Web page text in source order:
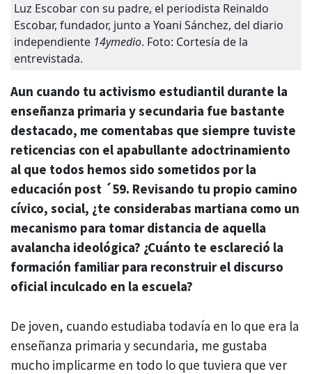
Luz Escobar con su padre, el periodista Reinaldo
Escobar, fundador, junto a Yoani Sánchez, del diario
independiente 14ymedio. Foto: Cortesía de la
entrevistada.
Aun cuando tu activismo estudiantil durante la
enseñanza primaria y secundaria fue bastante
destacado, me comentabas que siempre tuviste
reticencias con el apabullante adoctrinamiento
al que todos hemos sido sometidos por la
educación post ´59. Revisando tu propio camino
cívico, social, ¿te considerabas martiana como un
mecanismo para tomar distancia de aquella
avalancha ideológica? ¿Cuánto te esclareció la
formación familiar para reconstruir el discurso
oficial inculcado en la escuela?
De joven, cuando estudiaba todavía en lo que era la
enseñanza primaria y secundaria, me gustaba
mucho implicarme en todo lo que tuviera que ver